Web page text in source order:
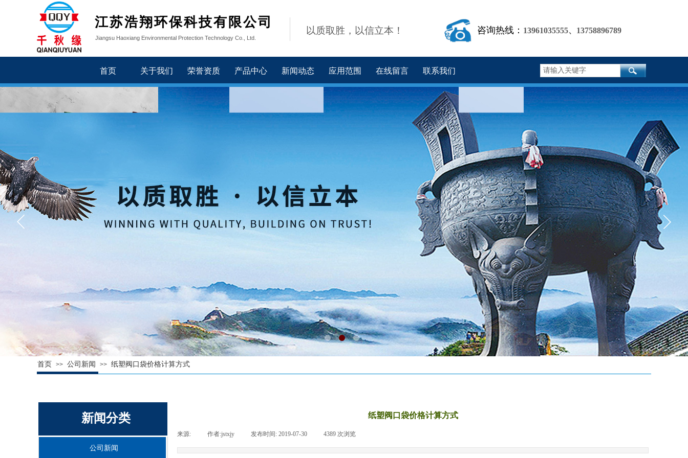
江苏浩翔环保科技有限公司
咨询热线： 13961035555、 13758896789
以质取胜，以信立本！
Jiangsu Haoxiang Environmental Protection Technology Co., Ltd.
首页 关于我们 荣誉资质 产品中心 新闻动态 应用范围 在线留言 联系我们
首页 >> 公司新闻 >> 纸塑阀口袋价格计算方式
纸塑阀口袋价格计算方式
来源: 作者:jstxjy 发布时间: 2019-07-30 4389 次浏览
新闻分类
公司新闻